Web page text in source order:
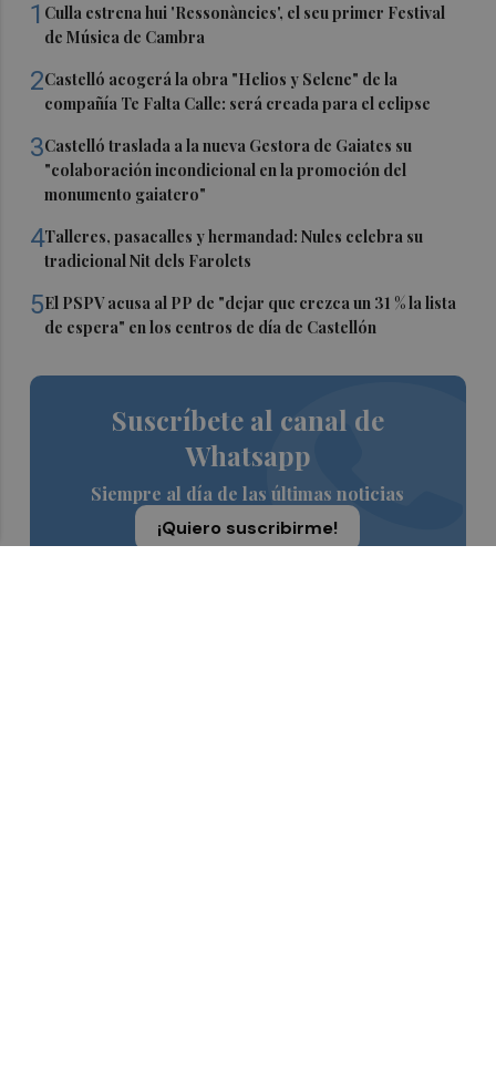
1 Culla estrena hui 'Ressonàncies', el seu primer Festival
de Música de Cambra
2Castelló acogerá la obra "Helios y Selene" de la
compañía Te Falta Calle: será creada para el eclipse
3Castelló traslada a la nueva Gestora de Gaiates su
"colaboración incondicional en la promoción del
monumento gaiatero"
4Talleres, pasacalles y hermandad: Nules celebra su
tradicional Nit dels Farolets
5El PSPV acusa al PP de "dejar que crezca un 31 % la lista
de espera" en los centros de día de Castellón
Suscríbete al canal de
Whatsapp
Siempre al día de las últimas noticias
¡Quiero suscribirme!